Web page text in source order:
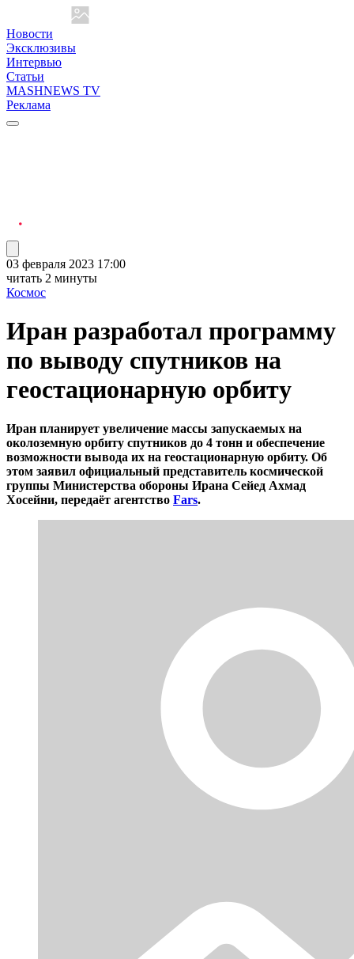
Новости
Эксклюзивы
Интервью
Статьи
MASHNEWS TV
Реклама
03 февраля 2023 17:00
читать 2 минуты
Космос
Иран разработал программу
по выводу спутников на
геостационарную орбиту
Иран планирует увеличение массы запускаемых на
околоземную орбиту спутников до 4 тонн и обеспечение
возможности вывода их на геостационарную орбиту. Об
этом заявил официальный представитель космической
группы Министерства обороны Ирана Сейед Ахмад
Хосейни, передаёт агентство Fars.